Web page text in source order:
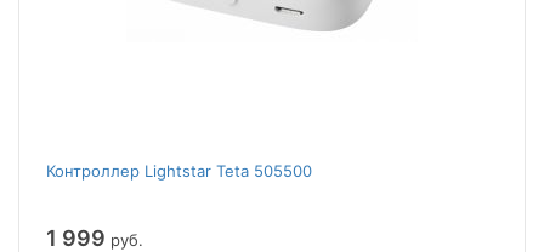
Контроллер Lightstar Teta 505500
1 999 руб.